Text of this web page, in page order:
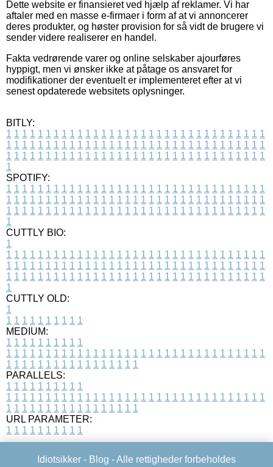
Dette website er finansieret ved hjælp af reklamer. Vi har
aftaler med en masse e-firmaer i form af at vi annoncerer
deres produkter, og høster provision for så vidt de brugere vi
sender videre realiserer en handel.
Fakta vedrørende varer og online selskaber ajourføres
hyppigt, men vi ønsker ikke at påtage os ansvaret for
modifikationer der eventuelt er implementeret efter at vi
senest opdaterede websitets oplysninger.
BITLY:
1 1 1 1 1 1 1 1 1 1 1 1 1 1 1 1 1 1 1 1 1 1 1 1 1 1 1 1 1 1 1 1 1
1 1 1 1 1 1 1 1 1 1 1 1 1 1 1 1 1 1 1 1 1 1 1 1 1 1 1 1 1 1 1 1 1
1 1 1 1 1 1 1 1 1 1 1 1 1 1 1 1 1 1 1 1 1 1 1 1 1 1 1 1 1 1 1 1 1
1
SPOTIFY:
1 1 1 1 1 1 1 1 1 1 1 1 1 1 1 1 1 1 1 1 1 1 1 1 1 1 1 1 1 1 1 1 1
1 1 1 1 1 1 1 1 1 1 1 1 1 1 1 1 1 1 1 1 1 1 1 1 1 1 1 1 1 1 1 1 1
1 1 1 1 1 1 1 1 1 1 1 1 1 1 1 1 1 1 1 1 1 1 1 1 1 1 1 1 1 1 1 1 1
1
CUTTLY BIO:
1
1 1 1 1 1 1 1 1 1 1 1 1 1 1 1 1 1 1 1 1 1 1 1 1 1 1 1 1 1 1 1 1 1
1 1 1 1 1 1 1 1 1 1 1 1 1 1 1 1 1 1 1 1 1 1 1 1 1 1 1 1 1 1 1 1 1
1 1 1 1 1 1 1 1 1 1 1 1 1 1 1 1 1 1 1 1 1 1 1 1 1 1 1 1 1 1 1 1 1
1
CUTTLY OLD:
1
1 1 1 1 1 1 1 1 1 1
MEDIUM:
1 1 1 1 1 1 1 1 1 1
1 1 1 1 1 1 1 1 1 1 1 1 1 1 1 1 1 1 1 1 1 1 1 1 1 1 1 1 1 1 1 1 1
1 1 1 1 1 1 1 1 1 1 1 1 1 1 1 1 1
PARALLELS:
1 1 1 1 1 1 1 1 1 1
1 1 1 1 1 1 1 1 1 1 1 1 1 1 1 1 1 1 1 1 1 1 1 1 1 1 1 1 1 1 1 1 1
1 1 1 1 1 1 1 1 1 1 1 1 1 1 1 1 1
URL PARAMETER:
1 1 1 1 1 1 1 1 1 1
Idiotsikker - Blog - Alle rettigheder forbeholdes